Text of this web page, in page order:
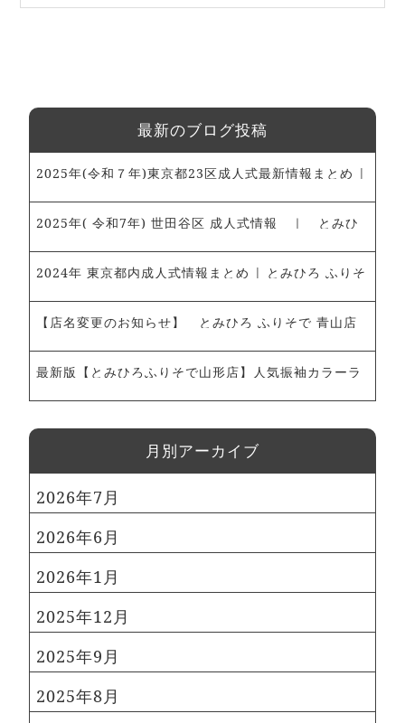
最新のブログ投稿
2025年(令和７年)東京都23区成人式最新情報まとめ |
タル、ママ振袖のご予約承ります～
2025年( 令和7年) 世田谷区 成人式情報 ｜ とみひ
ル・ママ振袖ご予約受付中～
2024年 東京都内成人式情報まとめ | とみひろ ふりそ
～【店名変更のお知らせ】 とみひろ ふりそで 青山店
最新版【とみひろふりそで山形店】人気振袖カラーラ
⽉別アーカイブ
2026年7月
2026年6月
2026年1月
2025年12月
2025年9月
2025年8月